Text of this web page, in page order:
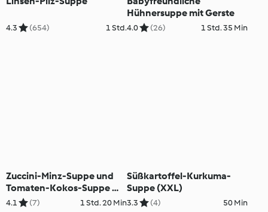
4.3 (654) 1 Std.
Hühnersuppe mit Gerste
4.0 (26) 1 Std. 35 Min
Zuccini-Minz-Suppe und
Tomaten-Kokos-Suppe mit
Linsenknödeln (XXL)
4.1 (7) 1 Std. 20 Min
Süßkartoffel-Kurkuma-
Suppe (XXL)
3.3 (4) 50 Min